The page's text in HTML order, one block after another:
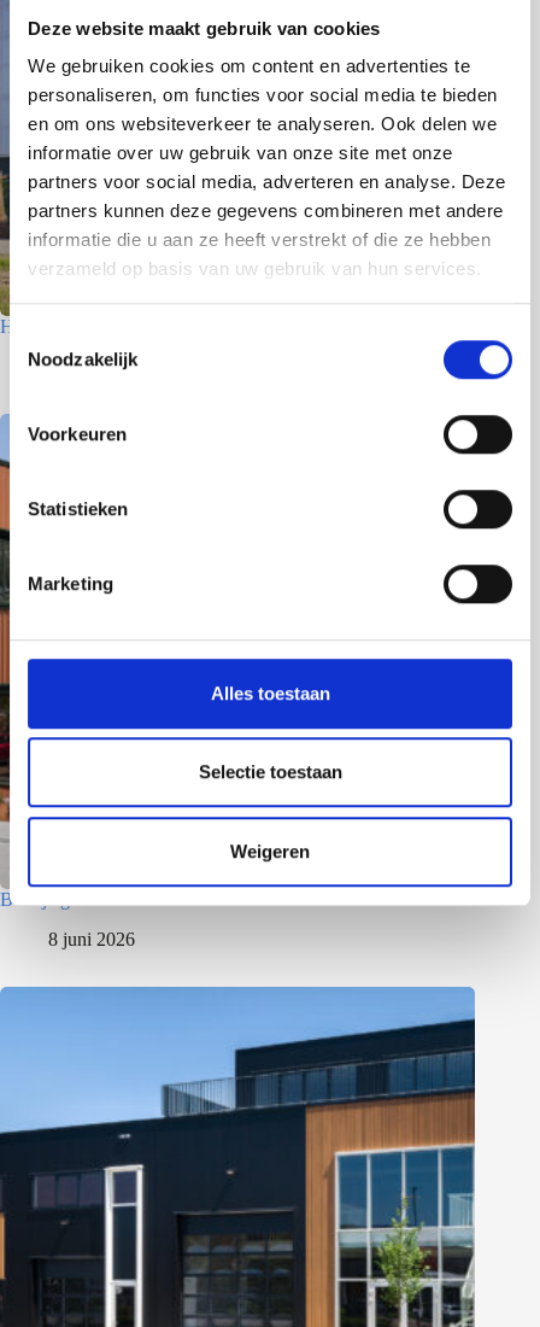
Deze website maakt gebruik van cookies
We gebruiken cookies om content en advertenties te
personaliseren, om functies voor social media te bieden
en om ons websiteverkeer te analyseren. Ook delen we
informatie over uw gebruik van onze site met onze
partners voor social media, adverteren en analyse. Deze
partners kunnen deze gegevens combineren met andere
informatie die u aan ze heeft verstrekt of die ze hebben
verzameld op basis van uw gebruik van hun services.
T
m
n
s
e
l
e
c
t
e
Noodzakelijk
Voorkeuren
Statistieken
Marketing
Alles toestaan
Selectie toestaan
Weigeren
Houtfabriek – Utrecht
7 juli 2026
Bedrijfsgebouw – Den Helder
8 juni 2026